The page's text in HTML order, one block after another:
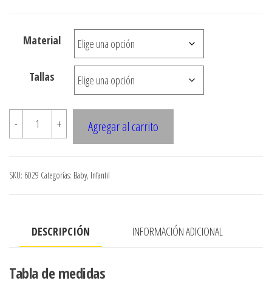
desde
$3.000
hasta
$7.900
Material
Tallas
-
6029
TIRANTES
+ Agregar al carrito
SKU: 6029 Categorías: Baby, Infantil
DESCRIPCIÓN INFORMACIÓN ADICIONAL
Tabla de medidas